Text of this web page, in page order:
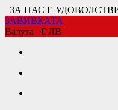
ЗА НАС Е
ЗАВИВКАТА
Валута € ЛВ.